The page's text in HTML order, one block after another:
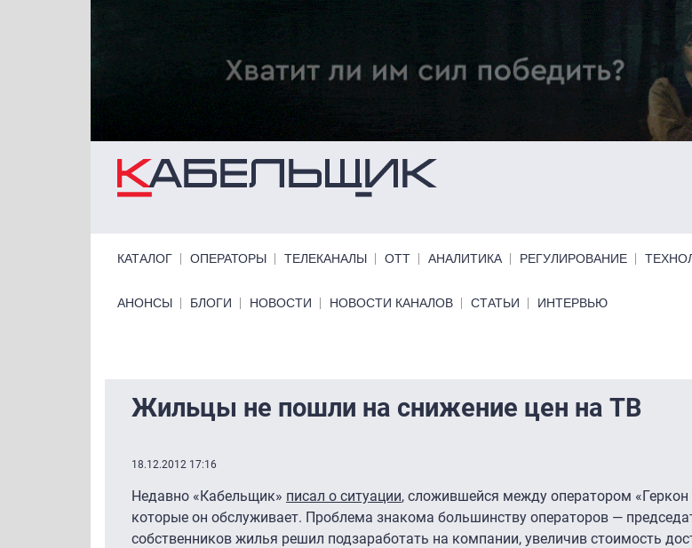
Перейти к основному содержанию
КАТАЛОГ ОПЕРАТОРЫ ТЕЛЕКАНАЛЫ ОТТ АНАЛИТИКА РЕГУЛИРОВАНИЕ
Primary links bottom
АНОНСЫ БЛОГИ НОВОСТИ НОВОСТИ КАНАЛОВ СТАТЬИ ИНТЕРВЬЮ
Жильцы не пошли на снижение цен на ТВ
18.12.2012 17:16
Недавно «Кабельщик» писал о ситуации, сложившейся между оператором
которые он обслуживает. Проблема знакома большинству операторов —
собственников жилья решил подзаработать на компании, увеличив стоимость